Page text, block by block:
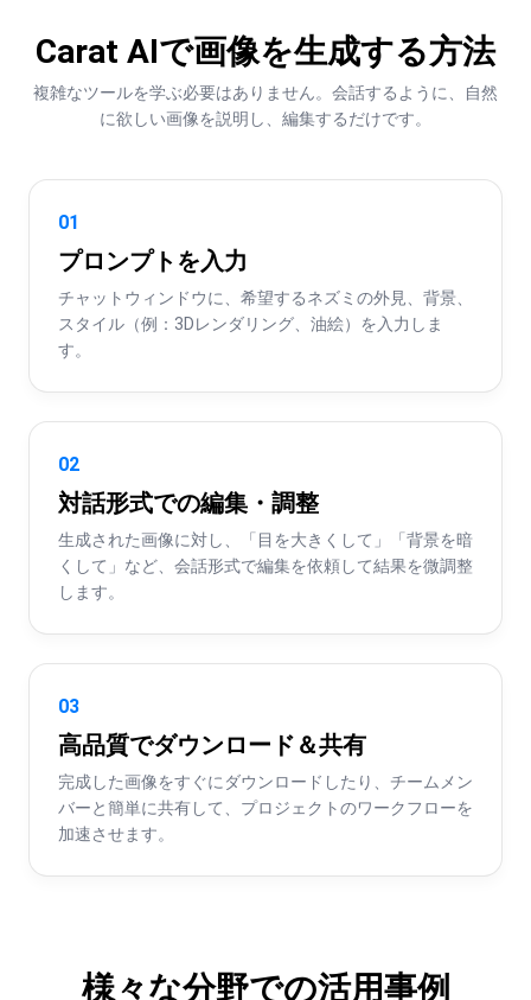
Carat AIで画像を生成する方法
複雑なツールを学ぶ必要はありません。会話するように、自然
に欲しい画像を説明し、編集するだけです。
01
プロンプトを入力
チャットウィンドウに、希望するネズミの外見、背景、
スタイル（例：3Dレンダリング、油絵）を入力しま
す。
02
対話形式での編集・調整
生成された画像に対し、「目を大きくして」「背景を暗
くして」など、会話形式で編集を依頼して結果を微調整
します。
03
高品質でダウンロード＆共有
完成した画像をすぐにダウンロードしたり、チームメン
バーと簡単に共有して、プロジェクトのワークフローを
加速させます。
様々な分野での活用事例